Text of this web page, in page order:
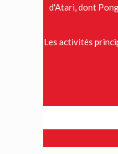
d'Atari, dont
Les activités